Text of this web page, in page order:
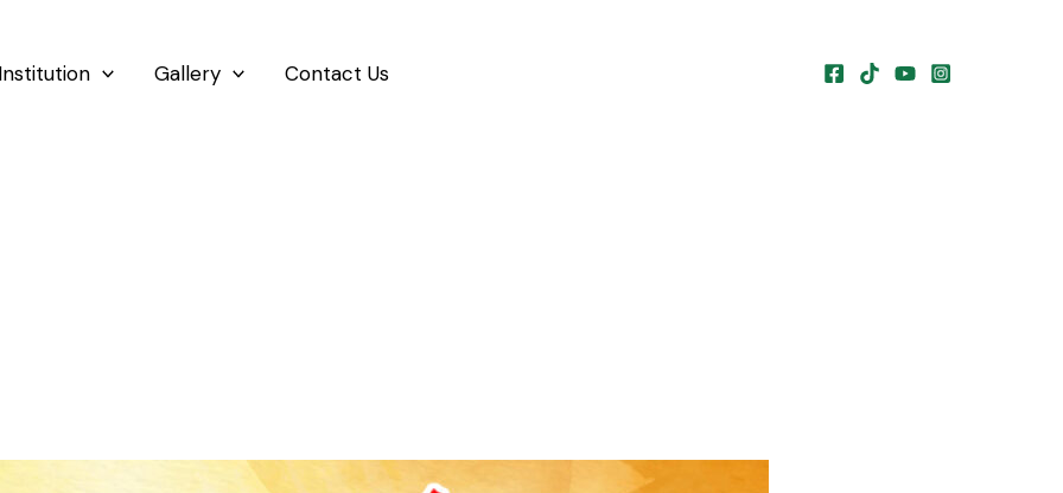
Gallery Contact Us